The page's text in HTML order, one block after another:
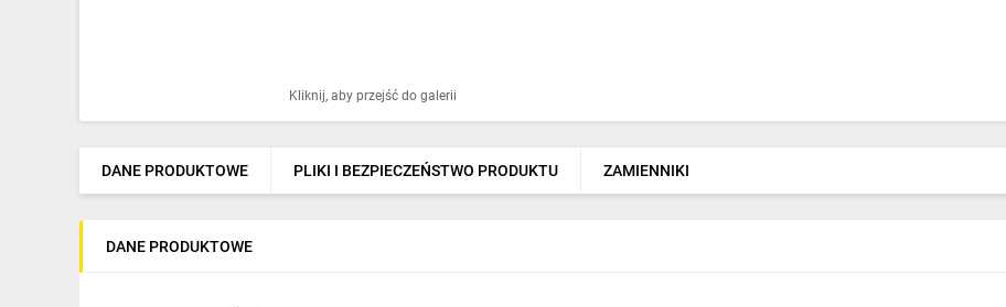
Ogrzewanie
Elektronarzędzia i mierniki
Kliknij, aby przejść do galerii
DANE PRODUKTOWE PLIKI I BEZPIECZEŃSTWO PRODUKTU ZAMIENNIKI
DANE PRODUKTOWE